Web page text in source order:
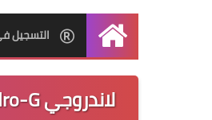
الرئيسيةالتسجيل